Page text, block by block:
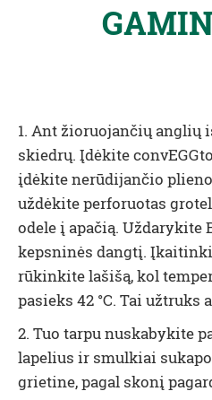
1. Ant žioruojančių anglių
skiedrų. Įdėkite
įdėkite nerūdijančio
uždėkite perforuotas
odele į apačią. Uždarykite
kepsninės dangtį.
rūkinkite lašišą, kol
pasieks 42 °C. Tai užtruks
2. Tuo tarpu nuskabykite
lapelius ir smulkiai
grietine, pagal skonį